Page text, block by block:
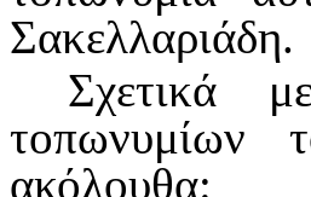
Σακελλαριάδη.
Σχετικά
τοπωνυμίων
ακόλουθα: